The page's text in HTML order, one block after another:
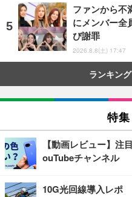
ファンから
にメンバー全
び謝罪
2026.8.8(土) 17:47
ランキン
特
【動画レビュー】注
ouTubeチャンネル
10G光回線導入レポ